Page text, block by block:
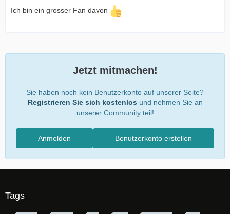
Ich bin ein grosser Fan davon
Jetzt mitmachen!
Sie haben noch kein Benutzerkonto auf unserer Seite?
Registrieren Sie sich kostenlos und nehmen Sie an
unserer Community teil!
Benutzerkonto erstellen
Anmelden
Tags